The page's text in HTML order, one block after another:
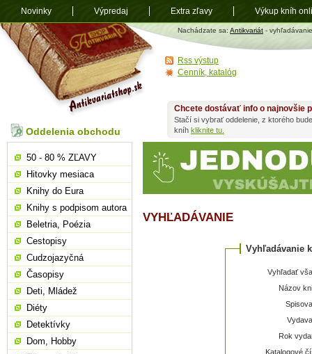
Antikvariát
shop.sk
Nachádzate sa: Antikvariát - vyhľadávanie
VYHĽADÁVANIE
Vyhľadávanie
Vyhľadať
Názov
Rok
Katalogové
Chcete dostávať info o najnovšie
Stačí si vybrať oddelenie, z ktorého
kníh kliknite tu.
Oddelenia obchodu
50 - 80 % ZĽAVY
Hitovky mesiaca
Knihy do Eura
Knihy s podpisom autora
Beletria, Poézia
Cestopisy
Cudzojazyčná
Časopisy
Deti, Mládež
Diéty
Detektívky
Dom, Hobby
Rss výstup
Cenník, katalóg
Novinky Výpredaj Extra zľavy Výkup kníh